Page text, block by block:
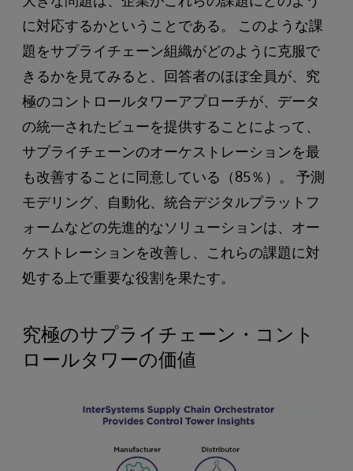
に対応するかということである。 このような課
題をサプライチェーン組織がどのように克服で
きるかを見てみると、回答者のほぼ全員が、究
極のコントロールタワーアプローチが、データ
の統一されたビューを提供することによって、
サプライチェーンのオーケストレーションを最
も改善することに同意している（85％）。 予測
モデリング、自動化、統合デジタルプラットフ
ォームなどの先進的なソリューションは、オー
ケストレーションを改善し、これらの課題に対
処する上で重要な役割を果たす。
究極のサプライチェーン・コント
ロールタワーの価値